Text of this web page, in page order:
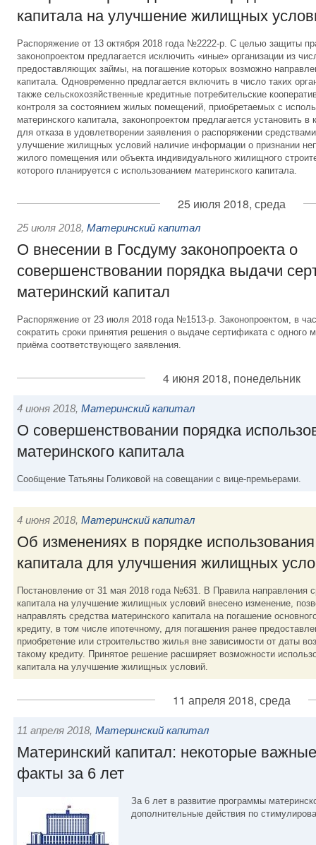
капитала на улучшение жилищных
Распоряжение от 13 октября 2018 года №2222-р. С целью защиты
законопроектом предлагается исключить «иные» организации из
предоставляющих займы, на погашение которых возможно
капитала. Одновременно предлагается включить в число таких
также сельскохозяйственные кредитные потребительские
контроля за состоянием жилых помещений, приобретаемых с
материнского капитала, законопроектом предлагается установить в
для отказа в удовлетворении заявления о распоряжении
улучшение жилищных условий наличие информации о признании
жилого помещения или объекта индивидуального жилищного
которого планируется с использованием материнского капитала.
25 июля 2018, среда
25 июля 2018, Материнский капитал
О внесении в Госдуму законопроекта о
совершенствовании порядка выдачи
материнский капитал
Распоряжение от 23 июля 2018 года №1513-р. Законопроектом, в
сократить сроки принятия решения о выдаче сертификата с одного
приёма соответствующего заявления.
4 июня 2018, понедельник
4 июня 2018, Материнский капитал
О совершенствовании порядка
материнского капитала
Сообщение Татьяны Голиковой на совещании с вице-премьерами.
4 июня 2018, Материнский капитал
Об изменениях в порядке
капитала для улучшения жилищных
Постановление от 31 мая 2018 года №631. В Правила направления
капитала на улучшение жилищных условий внесено изменение,
направлять средства материнского капитала на погашение
кредиту, в том числе ипотечному, для погашения ранее
приобретение или строительство жилья вне зависимости от даты
такому кредиту. Принятое решение расширяет возможности
капитала на улучшение жилищных условий.
11 апреля 2018, среда
11 апреля 2018, Материнский капитал
Материнский капитал: некоторые
факты за 6 лет
За 6 лет в развитие программы
дополнительные действия по